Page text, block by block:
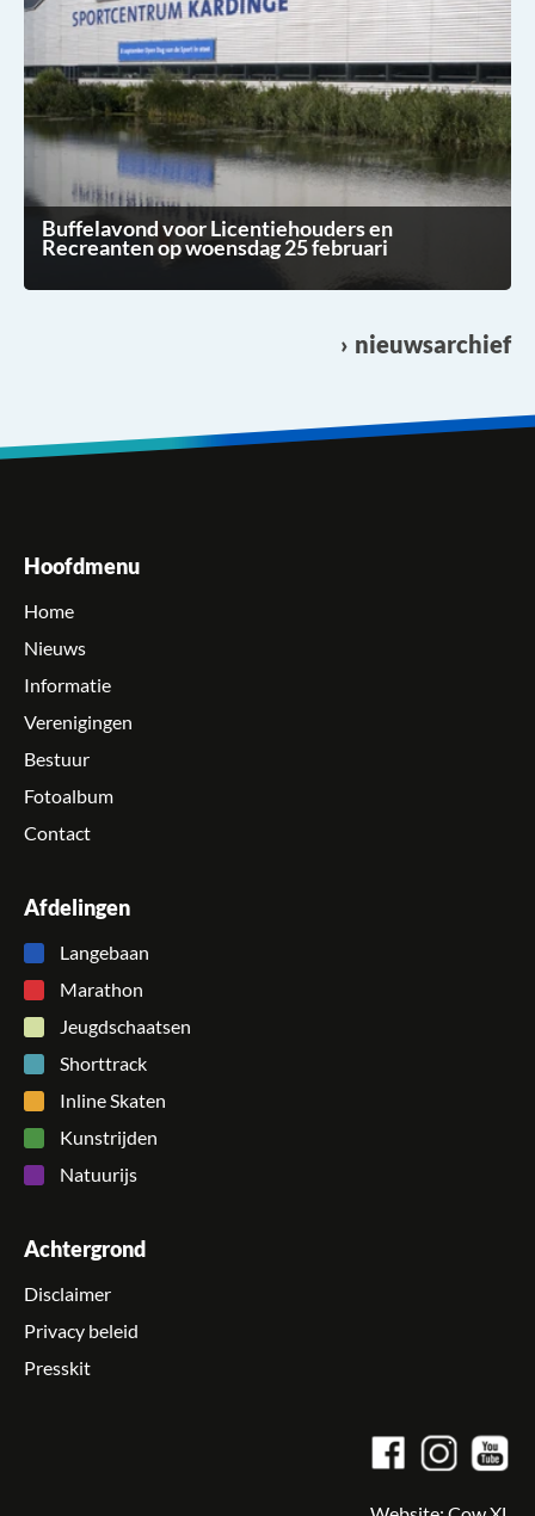
Buffelavond voor Licentiehouders en
Recreanten op woensdag 25 februari
nieuwsarchief
Hoofdmenu
Home
Nieuws
Informatie
Verenigingen
Bestuur
Fotoalbum
Contact
Afdelingen
Langebaan
Marathon
Jeugdschaatsen
Shorttrack
Inline Skaten
Kunstrijden
Natuurijs
Achtergrond
Disclaimer
Privacy beleid
Presskit